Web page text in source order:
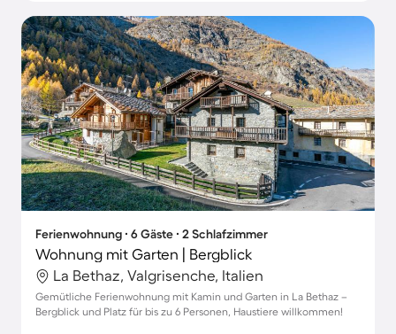
Ferienwohnung ∙ 6 Gäste ∙ 2 Schlafzimmer
Wohnung mit Garten | Bergblick
La Bethaz, Valgrisenche, Italien
Gemütliche Ferienwohnung mit Kamin und Garten in La Bethaz –
Bergblick und Platz für bis zu 6 Personen, Haustiere willkommen!